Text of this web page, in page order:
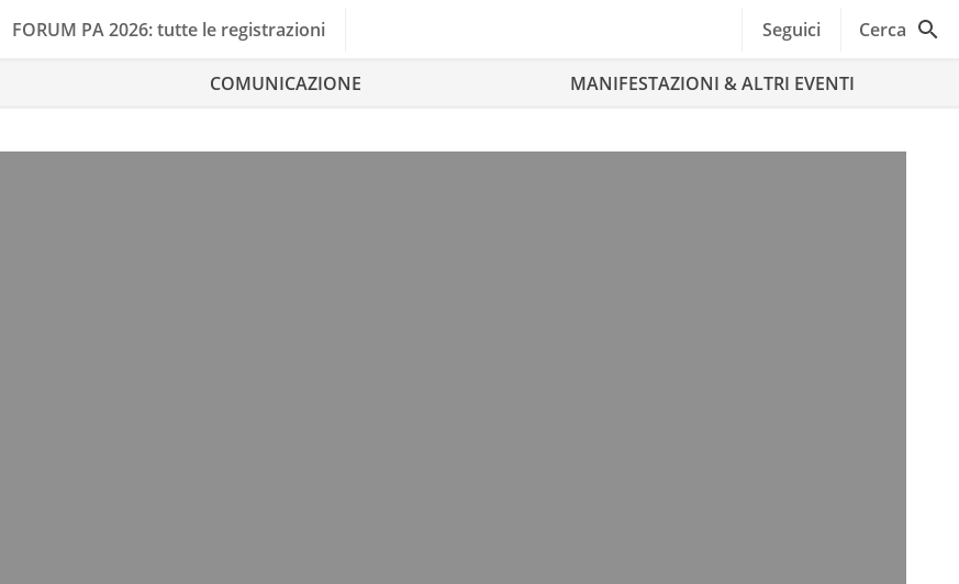
FORUM PA 2026: tutte le registrazioni Seguici Cerca
COMUNICAZIONE MANIFESTAZIONI & ALTRI EVENTI